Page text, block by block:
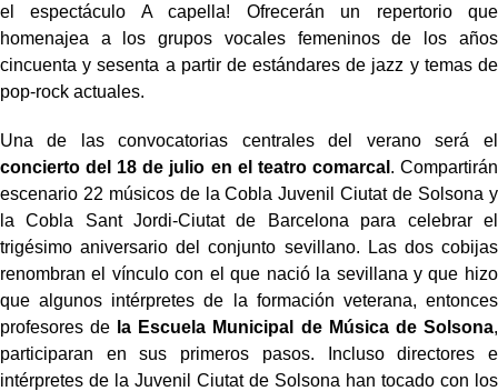
el espectáculo A capella! Ofrecerán un repertorio que
homenajea a los grupos vocales femeninos de los años
cincuenta y sesenta a partir de estándares de jazz y temas de
pop-rock actuales.
Una de las convocatorias centrales del verano será el
concierto del 18 de julio en el teatro comarcal . Compartirán
escenario 22 músicos de la Cobla Juvenil Ciutat de Solsona y
la Cobla Sant Jordi-Ciutat de Barcelona para celebrar el
trigésimo aniversario del conjunto sevillano. Las dos cobijas
renombran el vínculo con el que nació la sevillana y que hizo
que algunos intérpretes de la formación veterana, entonces
profesores de la Escuela Municipal de Música de Solsona,
participaran en sus primeros pasos. Incluso directores e
intérpretes de la Juvenil Ciutat de Solsona han tocado con los